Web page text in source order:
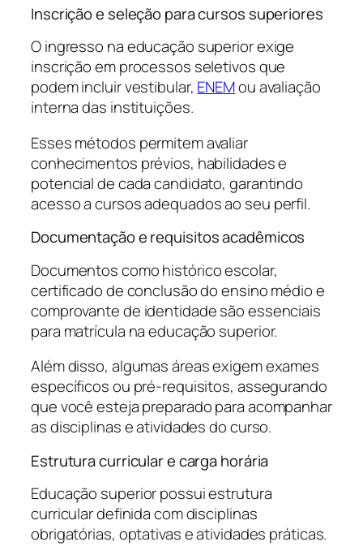
Inscrição e seleção para cursos superiores
O ingresso na educação superior exige
inscrição em processos seletivos que
podem incluir vestibular, ENEMou avaliação
interna das instituições.
Esses métodos permitem avaliar
conhecimentos prévios, habilidades e
potencial de cada candidato, garantindo
acesso a cursos adequados ao seu perfil.
Documentação e requisitos acadêmicos
Documentos como histórico escolar,
certificado de conclusão do ensino médio e
comprovante de identidade são essenciais
para matrícula na educação superior.
Além disso, algumas áreas exigem exames
específicos ou pré-requisitos, assegurando
que você esteja preparado para acompanhar
as disciplinas e atividades do curso.
Estrutura curricular e carga horária
Educação superior possui estrutura
curricular definida com disciplinas
obrigatórias, optativas e atividades práticas.